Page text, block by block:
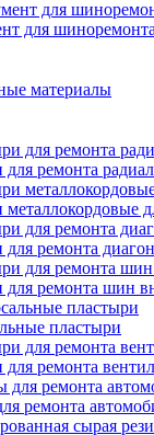
для шиноремонта
для ремонта
металлокордовые
для ремонта
для ремонта шин
пластыри
ремонта
ремонта